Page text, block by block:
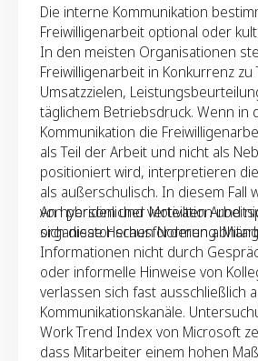
Die interne Kommunikation
Freiwilligenarbeit optional oder
In den meisten Organisationen
Freiwilligenarbeit in Konkurrenz zu
Umsatzzielen,
täglichem Betriebsdruck. Wenn in
Kommunikation die
als Teil der Arbeit und nicht als
positioniert wird, interpretieren
als außerschulisch. In diesem Fall
von persönlicher Motivation und
organisatorischen Normen
An hybriden und verteilten
sich diese Herausforderung.
Informationen nicht durch
oder informelle Hinweise von
verlassen sich fast ausschließlich
Kommunikationskanäle.
Work Trend Index von Microsoft
dass Mitarbeiter einem hohen